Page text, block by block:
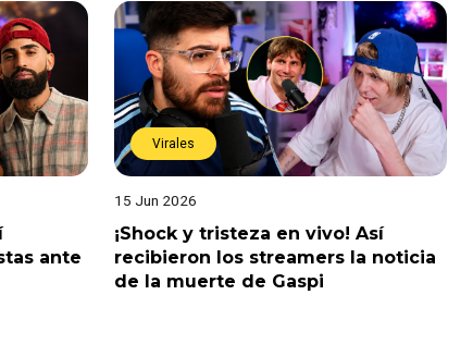
ante
Virales
15 Jun 2026
¡Shock y tristeza en vivo! Así
recibieron los streamers la noticia
de la muerte de Gaspi